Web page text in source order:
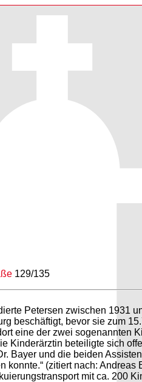
129/135
Petersen zwischen 1931
beschäftigt, bevor sie zum
eine der zwei sogenannten
Kinderärztin beteiligte sich
Bayer und die beiden
(zitiert nach:
mit ca. 200